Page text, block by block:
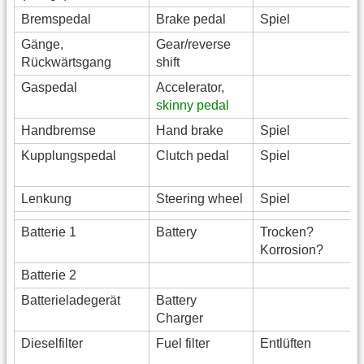
Bremspedal
Brake pedal
Spiel
Gänge,
Rückwärtsgang
Gear/reverse
shift
Gaspedal
Accelerator,
skinny pedal
Handbremse
Hand brake
Spiel
Kupplungspedal
Clutch pedal Spiel
Lenkung Steering wheel Spiel
Batterie 1 Battery
Trocken?
Korrosion?
Batterie 2
Batterieladegerät
Battery
Charger
Dieselfilter
Fuel filter Entlüften